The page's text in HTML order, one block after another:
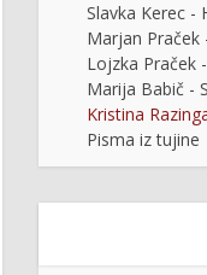
Slavka Kerec -
Marjan Praček
Lojzka Praček
Marija Babič -
Kristina
Pisma iz tujine